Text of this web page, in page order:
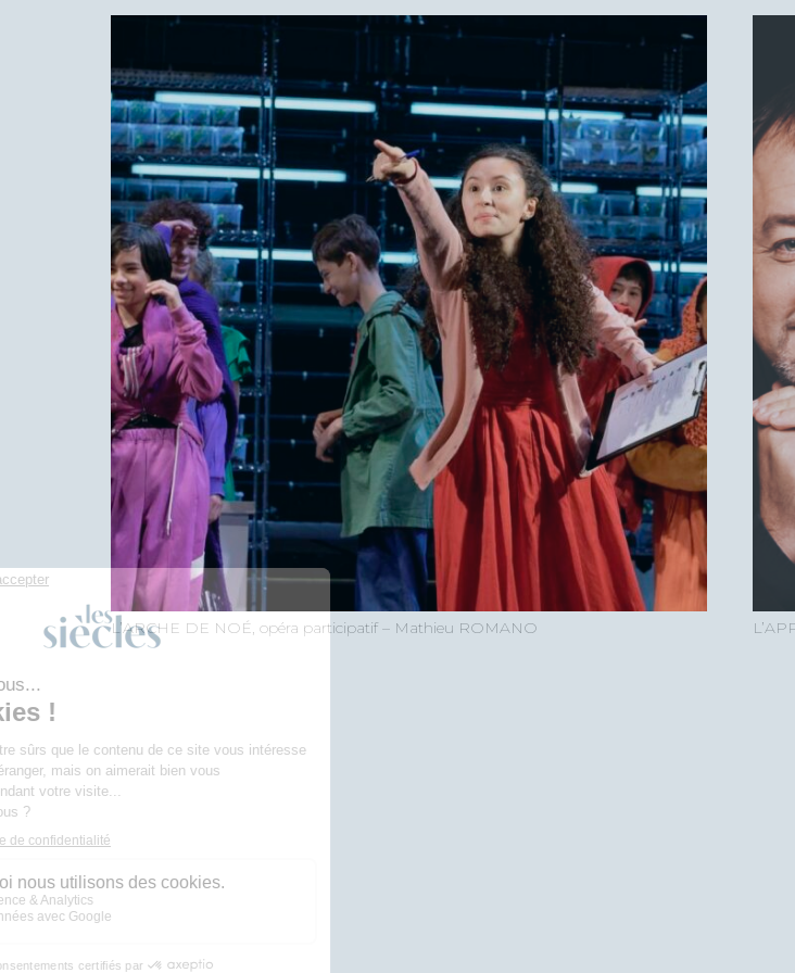
L’ARCHE DE NOÉ, opéra participatif – Mathieu ROMANO